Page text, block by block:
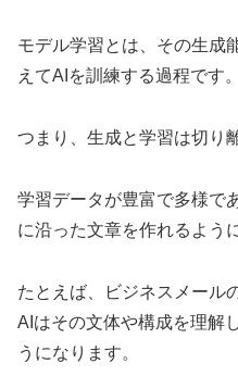
モデル学習とは、その生成
えてAIを訓練する過程です。
つまり、生成と学習は切り
学習データが豊富で多様で
に沿った文章を作れるよう
たとえば、ビジネスメール
AIはその文体や構成を理解
うになります。